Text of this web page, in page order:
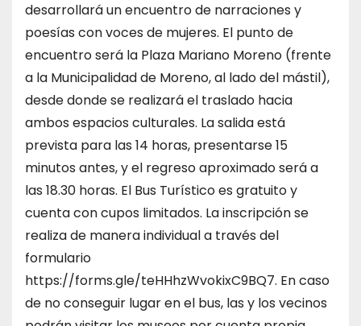
desarrollará un encuentro de narraciones y
poesías con voces de mujeres. El punto de
encuentro será la Plaza Mariano Moreno (frente
a la Municipalidad de Moreno, al lado del mástil),
desde donde se realizará el traslado hacia
ambos espacios culturales. La salida está
prevista para las 14 horas, presentarse 15
minutos antes, y el regreso aproximado será a
las 18.30 horas. El Bus Turístico es gratuito y
cuenta con cupos limitados. La inscripción se
realiza de manera individual a través del
formulario
https://forms.gle/teHHhzWvokixC9BQ7. En caso
de no conseguir lugar en el bus, las y los vecinos